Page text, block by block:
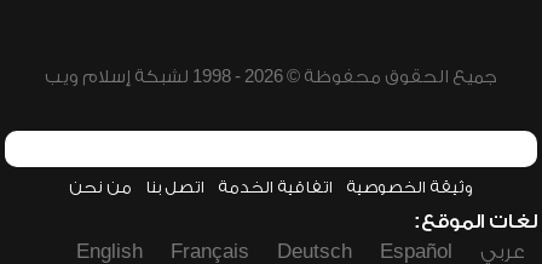
جميع الحقوق محفوظة © 2026 - 1998 لشبكة إسلام ويب
وثيقة الخصوصية اتفاقية الخدمة اتصل بنا من نحن
لغات الموقع:
عربي
Español
Deutsch
Français
English